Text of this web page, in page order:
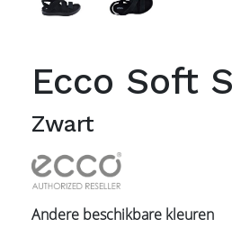
Ecco Soft
Zwart
Andere beschikbare kleuren